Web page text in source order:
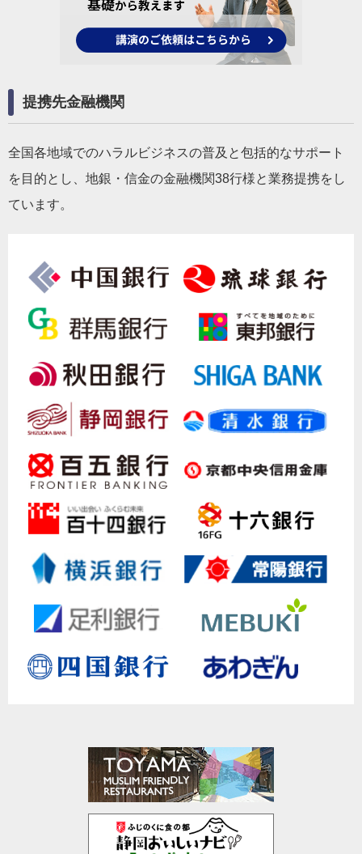
提携先金融機関
全国各地域でのハラルビジネスの普及と包括的なサポート
を目的とし、地銀・信金の金融機関38行様と業務提携をし
ています。